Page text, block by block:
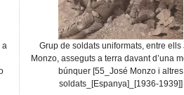
a
Grup de soldats uniformats, entre ells
Monzo, asseguts a terra davant d’una
búnquer [55_José Monzo i altres
soldats_[Espanya]_[1936-1939]]